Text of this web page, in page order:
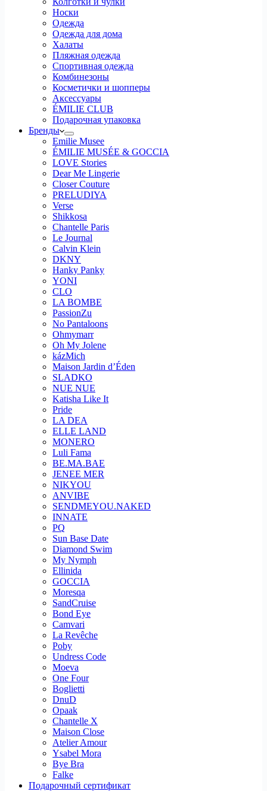
Носки
Одежда
Одежда для дома
Халаты
Пляжная одежда
Спортивная одежда
Комбинезоны
Косметички и шопперы
Аксессуары
ÉMILIE CLUB
Подарочная упаковка
Бренды
Emilie Musee
ÉMILIE MUSÉE & GOCCIA
LOVE Stories
Dear Me Lingerie
Closer Couture
PRELUDIYA
Verse
Shikkosa
Chantelle Paris
Le Journal
Calvin Klein
DKNY
Hanky Panky
YONI
CLO
LA BOMBE
PassionZu
No Pantaloons
Ohmymarr
Oh My Jolene
kázMich
Maison Jardin d’Éden
SLADKO
NUE NUE
Katisha Like It
Pride
LA DEA
ELLE LAND
MONERO
Luli Fama
BE.MA.BAE
JENEE MER
NIKYOU
ANVIBE
SENDMEYOU.NAKED
INNATE
PQ
Sun Base Date
Diamond Swim
My Nymph
Ellinida
GOCCIA
Moresqa
SandCruise
Bond Eye
Camvari
La Revêche
Poby
Undress Code
Moeva
One Four
Boglietti
DnuD
Opaak
Chantelle X
Maison Close
Atelier Amour
Ysabel Mora
Bye Bra
Falke
Подарочный сертификат